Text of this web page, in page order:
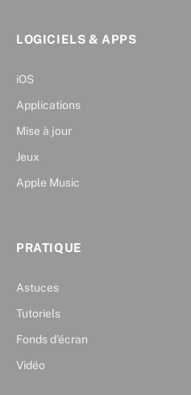
LOGICIELS & APPS
iOS
Applications
Mise à jour
Jeux
Apple Music
PRATIQUE
Astuces
Tutoriels
Fonds d’écran
Vidéo